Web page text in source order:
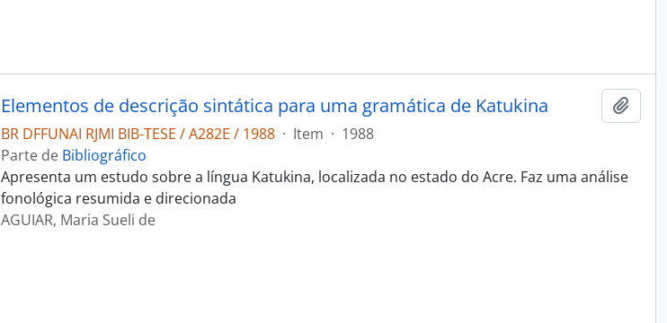
Elementos de descrição sintática para uma gramática de Katukina
BR DFFUNAI RJMI BIB-TESE / A282E / 1988 · Item · 1988
Parte de Bibliográfico
Apresenta um estudo sobre a língua Katukina, localizada no estado do Acre. Faz uma análise
fonológica resumida e direcionada
AGUIAR, Maria Sueli de